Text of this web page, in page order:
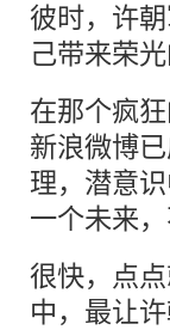
彼时，许
己带来荣
在那个疯
新浪微博
理，潜意
一个未来
很快，点
中，最让